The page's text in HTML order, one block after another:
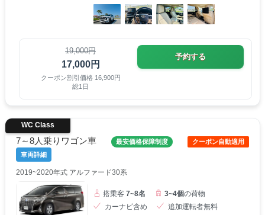
19,000円
17,000円
クーポン割引価格 16,900円
総1日
予約する
7～8人乗りワゴン車 最安価格保障制度
クーポン自動適用
車両詳細
WC Class
2019~2020年式 アルファード30系
搭乗客7~8名 3~4個の荷物
カーナビ含め
追加運転者無料